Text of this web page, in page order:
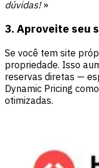
dúvidas!»
3. Aproveite seu
Se você tem site
propriedade. Isso
reservas diretas —
Dynamic Pricing
otimizadas.